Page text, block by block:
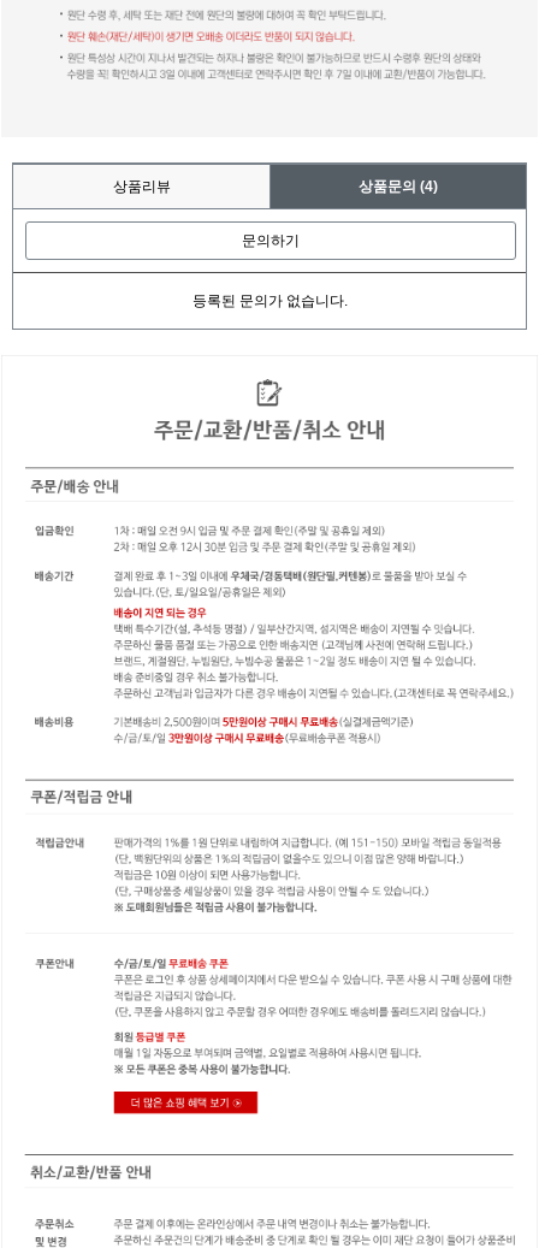
상품리뷰 상품문의 (4)
문의하기
등록된 문의가 없습니다.